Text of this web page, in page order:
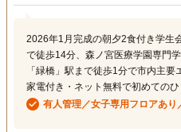
2026年1月完成の朝夕2食付き学生
で徒歩14分、森ノ宮医療学園専門
「緑橋」駅まで徒歩1分で市内主
家電付き・ネット無料で初めての
有人管理／女子専用フロアあり